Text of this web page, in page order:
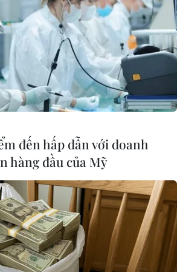
hình
chỉ
Nghệ An: Lũ cuốn cầu tạm
trên sông Nậm Nơn khiến 3
bản ở xã Mỹ Lý bị chia cắt
08/08/2026 06:36
quá
xử lý
độ
Đà Nẵng tìm "lời giải bài
toán" an ninh nguồn nước
08/08/2026 05:05
đến hấp dẫn với doanh
hàng đầu của Mỹ